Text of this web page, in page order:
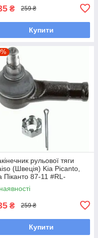
₴ 259 ₴
Купити
рульової тяги
(Швеція) Kia Picanto,
Піканто 87-11 #RL-
UAOBSGK7
₴ 259 ₴
Купити